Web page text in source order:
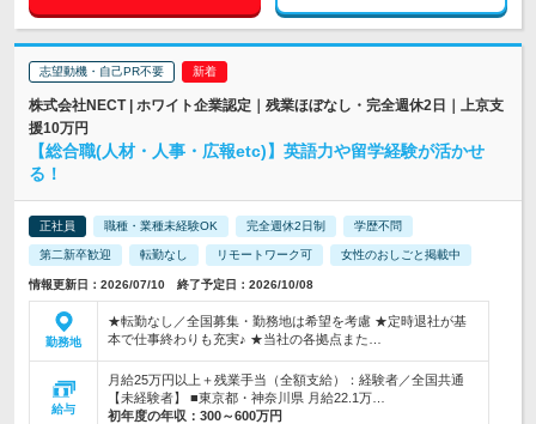
志望動機・自己PR不要
株式会社NECT | ホワイト企業認定｜残業ほぼなし・完全週休2日｜上京支
援10万円
【総合職(人材・人事・広報etc)】英語力や留学経験が活かせ
る！
正社員 職種・業種未経験OK 完全週休2日制 学歴不問
第二新卒歓迎 転勤なし リモートワーク可 女性のおしごと掲載中
情報更新日：2026/07/10 終了予定日：2026/10/08
勤務地
★転勤なし／全国募集・勤務地は希望を考慮 ★定時退社が基
本で仕事終わりも充実♪ ★当社の各拠点また…
給与
月給25万円以上＋残業手当（全額支給）：経験者／全国共通
【未経験者】 ■東京都・神奈川県 月給22.1万…
初年度の年収： 300～600万円